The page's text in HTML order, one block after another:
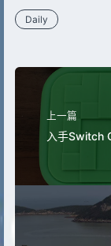
Daily
上一篇
入手Switch